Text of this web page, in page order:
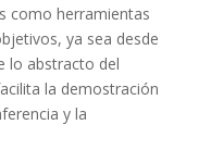
como herramientas
ya sea desde
lo abstracto del
la demostración
y la